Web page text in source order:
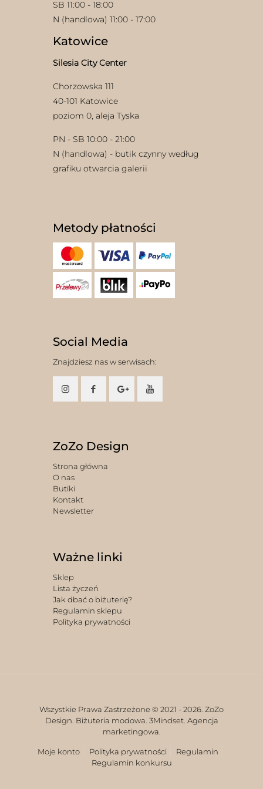
SB 11:00 - 18:00
N (handlowa) 11:00 - 17:00
Katowice
Silesia City Center
Chorzowska 111
40-101 Katowice
poziom 0, aleja Tyska
PN - SB 10:00 - 21:00
N (handlowa) - butik czynny według
grafiku otwarcia galerii
Metody płatności
Social Media
Znajdziesz nas w serwisach:
ZoZo Design
Strona główna
O nas
Butiki
Kontakt
Newsletter
Ważne linki
Sklep
Lista życzeń
Jak dbać o biżuterię?
Regulamin sklepu
Polityka prywatności
Wszystkie Prawa Zastrzeżone © 2021 - 2026. ZoZo
Design. Biżuteria modowa. 3Mindset. Agencja
marketingowa.
Moje konto Polityka prywatności
Regulamin
Regulamin konkursu